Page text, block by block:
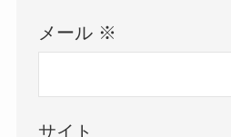
メール ※
サイト